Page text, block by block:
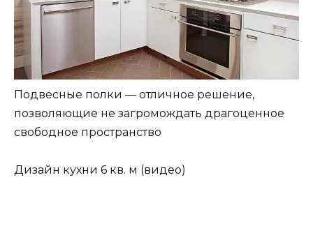
Подвесные полки — отличное решение,
позволяющие не загромождать драгоценное
свободное пространство
Дизайн кухни 6 кв. м (видео)